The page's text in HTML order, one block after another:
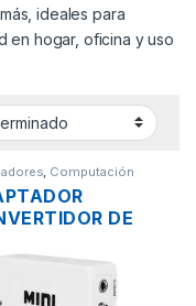
ideales para
en hogar, oficina y uso
, Computación
DE
ACTIVO
PLASTICO